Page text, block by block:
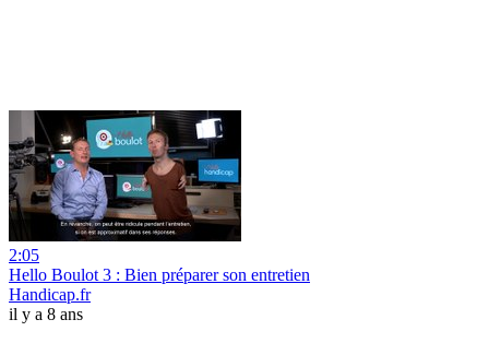
2:05
Hello Boulot 3 : Bien préparer son entretien
Handicap.fr
il y a 8 ans